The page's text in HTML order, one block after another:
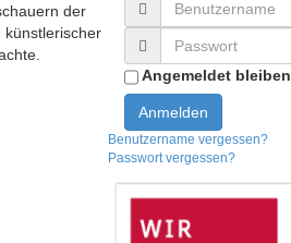
der
künstlerischer
Angemeldet bleiben
Anmelden
Benutzername vergessen?
Passwort vergessen?